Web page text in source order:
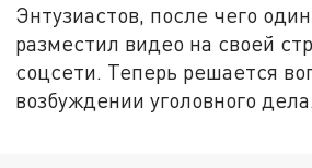
Энтузиастов, после чего
разместил видео на своей
соцсети. Теперь решается
возбуждении уголовного дела.